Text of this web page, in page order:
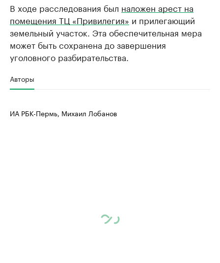
Крупнейшие производители и
продавцы медийной продукции
Ознакомьтесь с информацией в каталоге
Страховые
В ходе расследования был наложен арест на
помещения ТЦ «Привилегия» и прилегающий
земельный участок. Эта обеспечительная мера
может быть сохранена до завершения
уголовного разбирательства.
Авторы
ИА РБК-Пермь, Михаил Лобанов